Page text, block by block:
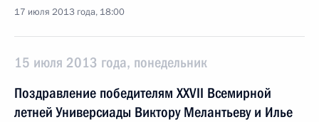
17 июля 2013 года, 18:00
15 июля 2013 года, понедельник
Поздравление победителям XXVII Всемирной
летней Универсиады Виктору Мелантьеву и Илье